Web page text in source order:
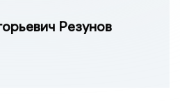
Резунов